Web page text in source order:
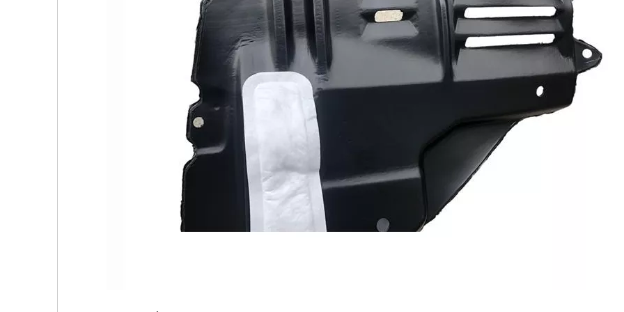
Q : Combien coûtent généralement les pièces automobiles Mercedes-Benz ?
Q : Quels sont les avantages des pièces automobiles fiables ?
Q : Comment puis-je résoudre les problèmes avec les fournisseurs de pièces automobiles ?